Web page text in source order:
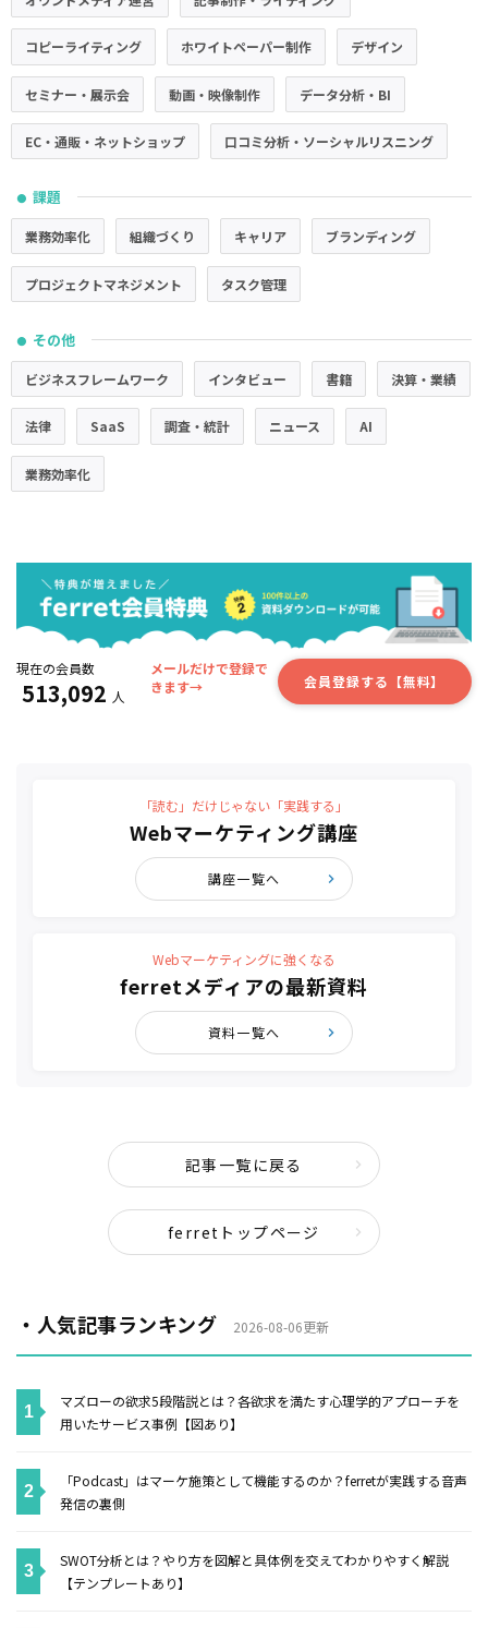
コピーライティング ホワイトペーパー制作 デザイン
セミナー・展示会 動画・映像制作 データ分析・BI
EC・通販・ネットショップ 口コミ分析・ソーシャルリスニング
● 課題
業務効率化 組織づくり キャリア ブランディング
プロジェクトマネジメント タスク管理
● その他
ビジネスフレームワーク インタビュー 書籍 決算・業績
法律 SaaS 調査・統計 ニュース AI
業務効率化
現在の会員数
513,092 人
メールだけで登録で
きます→
会員登録する【無料】
「読む」だけじゃない「実践する」
Webマーケティング講座
講座一覧へ
Webマーケティングに強くなる
ferretメディアの最新資料
資料一覧へ
記事一覧に戻る
ferretトップページ
・人気記事ランキング 2026-08-06更新
マズローの欲求5段階説とは？各欲求を満たす心理学的アプローチを
用いたサービス事例【図あり】
「Podcast」はマーケ施策として機能するのか？ferretが実践する音声
発信の裏側
SWOT分析とは？やり方を図解と具体例を交えてわかりやすく解説
【テンプレートあり】